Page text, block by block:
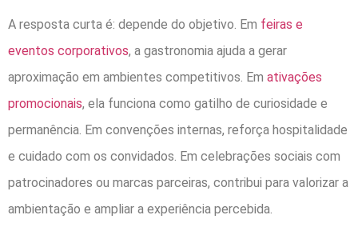
A resposta curta é: depende do objetivo. Em feiras e
eventos corporativos, a gastronomia ajuda a gerar
aproximação em ambientes competitivos. Em ativações
promocionais, ela funciona como gatilho de curiosidade e
permanência. Em convenções internas, reforça hospitalidade
e cuidado com os convidados. Em celebrações sociais com
patrocinadores ou marcas parceiras, contribui para valorizar a
ambientação e ampliar a experiência percebida.